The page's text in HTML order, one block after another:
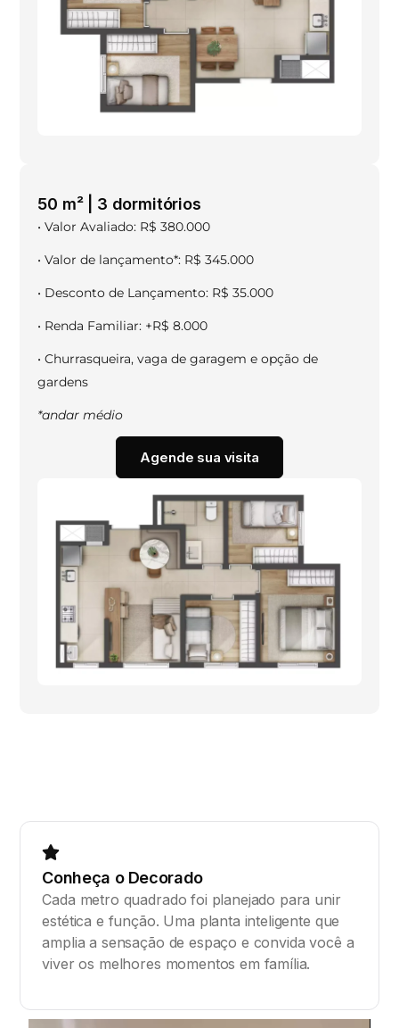
50 m² | 3 dormitórios
• Valor Avaliado: R$ 380.000
• Valor de lançamento*: R$ 345.000
• Desconto de Lançamento: R$ 35.000
• Renda Familiar: +R$ 8.000
• Churrasqueira, vaga de garagem e opção de
gardens
*andar médio
Agende sua visita
Conheça o Decorado
Cada metro quadrado foi planejado para unir
estética e função. Uma planta inteligente que
amplia a sensação de espaço e convida você a
viver os melhores momentos em família.